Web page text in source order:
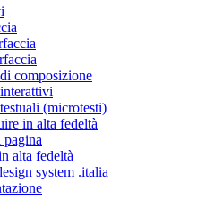
composizione
(microtesti)
in alta fedeltà
alta fedeltà
system .italia